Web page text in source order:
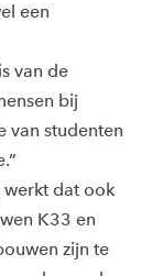
een
van de
bij
van studenten
werkt dat ook
K33 en
zijn te